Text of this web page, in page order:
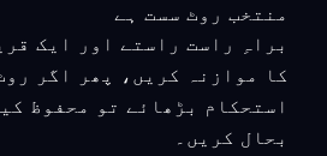
منتخب روٹ سست ہے
براہِ راست راستے اور ایک
کا موازنہ کریں، پھر اگر
استحکام بڑھائے تو محفوظ
بحال کریں۔